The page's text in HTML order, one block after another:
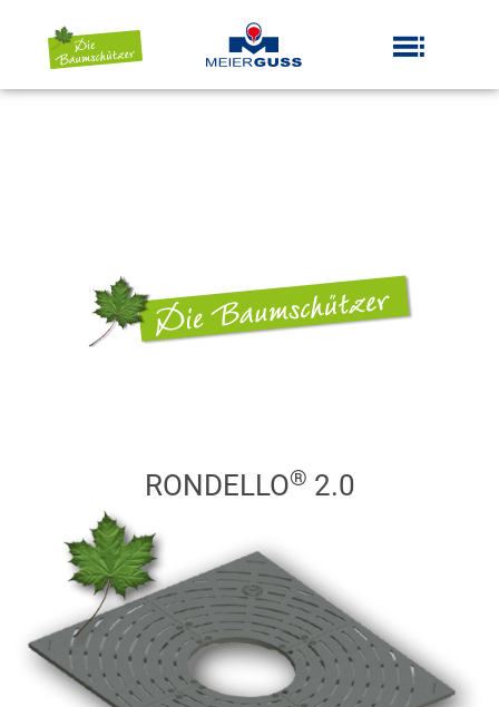
springen
Inhalt
springen
RONDELLO® 2.0